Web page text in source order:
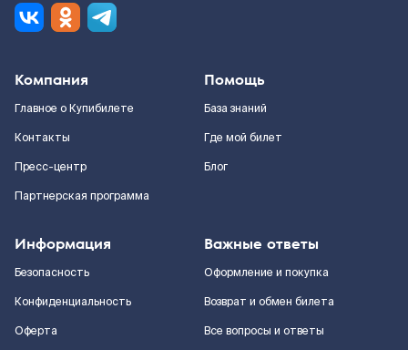
Компания
Главное о Купибилете
Контакты
Пресс-центр
Партнерская программа
Помощь
База знаний
Где мой билет
Блог
Информация
Безопасность
Конфиденциальность
Оферта
Важные ответы
Оформление и покупка
Возврат и обмен билета
Все вопросы и ответы